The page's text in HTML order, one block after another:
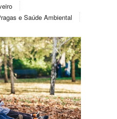
e Saúde Ambiental